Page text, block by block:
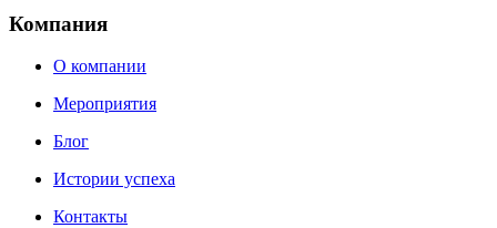
Компания
О компании
Мероприятия
Блог
Истории успеха
Контакты